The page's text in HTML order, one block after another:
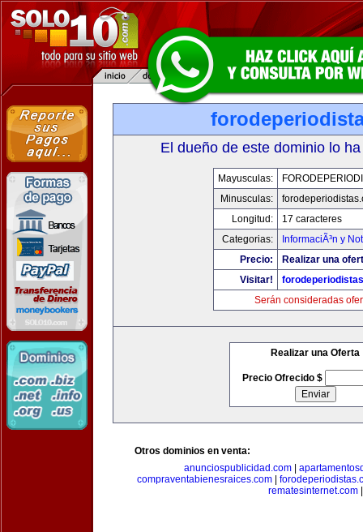
El dueño de este dominio lo
Mayusculas:
Minusculas:
Longitud:
17 caracteres
Categorias:
InformaciÃ³n y
Precio:
Realizar una
Visitar!
Serán consideradas
Realizar una Oferta
Precio Ofrecido $
Otros dominios en venta:
anunciospublicidad.com|
compraventabienesraices.com
rematesinternet.com|